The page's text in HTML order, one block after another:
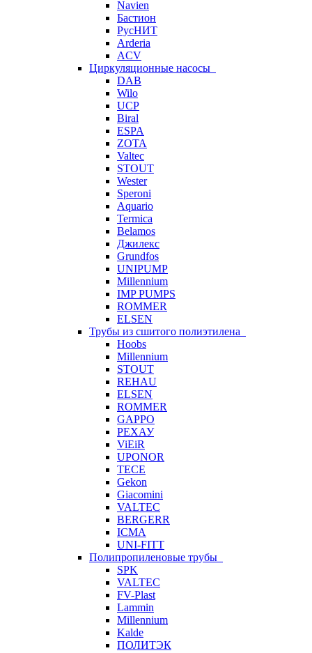
Navien
Бастион
РусНИТ
Arderia
ACV
Циркуляционные насосы
DAB
Wilo
UCP
Biral
ESPA
ZOTA
Valtec
STOUT
Wester
Speroni
Aquario
Termica
Belamos
Джилекс
Grundfos
UNIPUMP
Millennium
IMP PUMPS
ROMMER
ELSEN
Трубы из сшитого полиэтилена
Hoobs
Millennium
STOUT
REHAU
ELSEN
ROMMER
GAPPO
РЕХАУ
ViEiR
UPONOR
TECE
Gekon
Giacomini
VALTEC
BERGERR
ICMA
UNI-FITT
Полипропиленовые трубы
SPK
VALTEC
FV-Plast
Lammin
Millennium
Kalde
ПОЛИТЭК